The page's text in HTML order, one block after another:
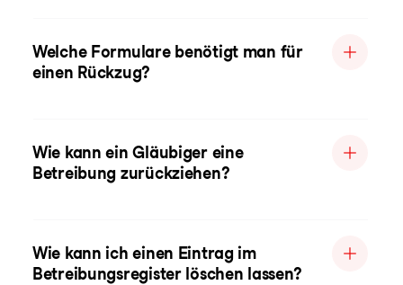
Welche Formulare benötigt man für
einen Rückzug?
Wie kann ein Gläubiger eine
Betreibung zurückziehen?
Wie kann ich einen Eintrag im
Betreibungsregister löschen lassen?